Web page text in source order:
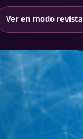
Ver en modo revista